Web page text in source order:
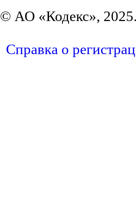
© АО «Кодекс»,
Справка о